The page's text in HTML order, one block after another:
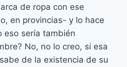
de ropa con ese
en provincias- y lo hace
eso sería también
No, no lo creo, si esa
de la existencia de su